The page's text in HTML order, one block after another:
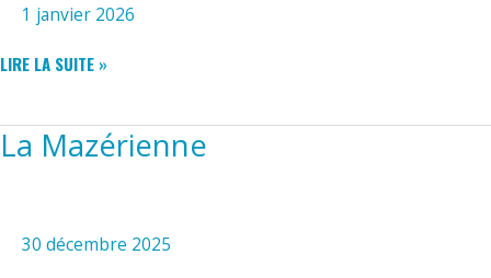
1 janvier 2026
MEILLEURS
LIRE LA SUITE »
La Mazérienne
30 décembre 2025